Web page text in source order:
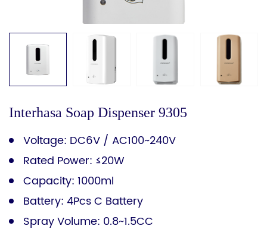
Interhasa Soap Dispenser 9305
Voltage: DC6V / AC100~240V
Rated Power: ≤20W
Capacity: 1000ml
Battery: 4Pcs C Battery
Spray Volume: 0.8~1.5CC